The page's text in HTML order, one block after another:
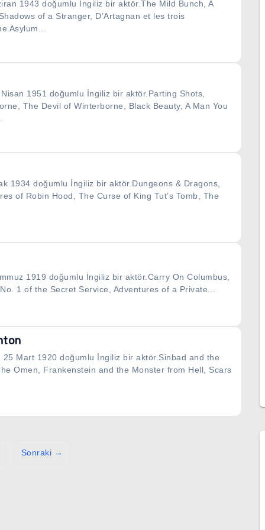
1943 doğumlu İngiliz bir aktör.The Mild Bunch, A
of a Stranger, D’Artagnan et les trois
Asylum...
1951 doğumlu İngiliz bir aktör.Parting Shots,
The Devil of Winterborne, Black Beauty, A Man You
1934 doğumlu İngiliz bir aktör.Dungeons & Dragons,
of Robin Hood, The Curse of King Tut’s Tomb, The
1919 doğumlu İngiliz bir aktör.Carry On Columbus,
1 of the Secret Service, Adventures of a Private...
25 Mart 1920 doğumlu İngiliz bir aktör.Sinbad and the
Omen, Frankenstein and the Monster from Hell, Scars
Sonraki →